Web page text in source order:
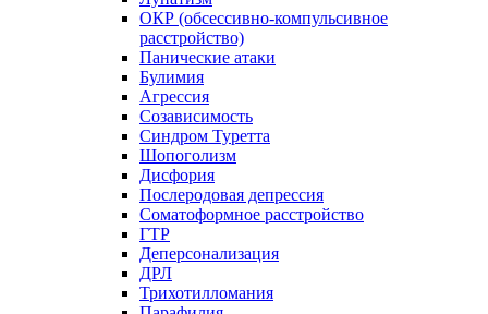
ОКР (обсессивно-компульсивное
расстройство)
Панические атаки
Булимия
Агрессия
Созависимость
Синдром Туретта
Шопоголизм
Дисфория
Послеродовая депрессия
Соматоформное расстройство
ГТР
Деперсонализация
ДРЛ
Трихотилломания